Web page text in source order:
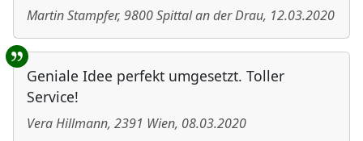
Martin Stampfer, 9800Spittal an der Drau, 12.03.2020
Geniale Idee perfekt umgesetzt. Toller
Service!
Vera Hillmann, 2391 Wien, 08.03.2020